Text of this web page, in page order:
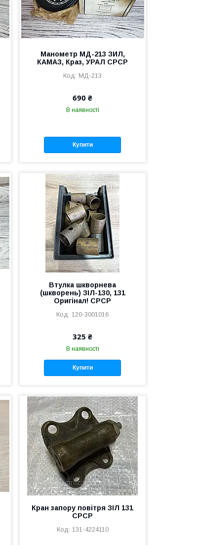
Манометр МД-213 ЗИЛ,
КАМАЗ, Краз, УРАЛ СРСР
МД-213
690 ₴
В наявності
Купити
Втулка шкворнева
(шкворень) ЗІЛ-130, 131
Оригінал! СРСР
120-3001016
325 ₴
В наявності
Купити
Кран запору повітря ЗІЛ 131
СРСР
131-4224110